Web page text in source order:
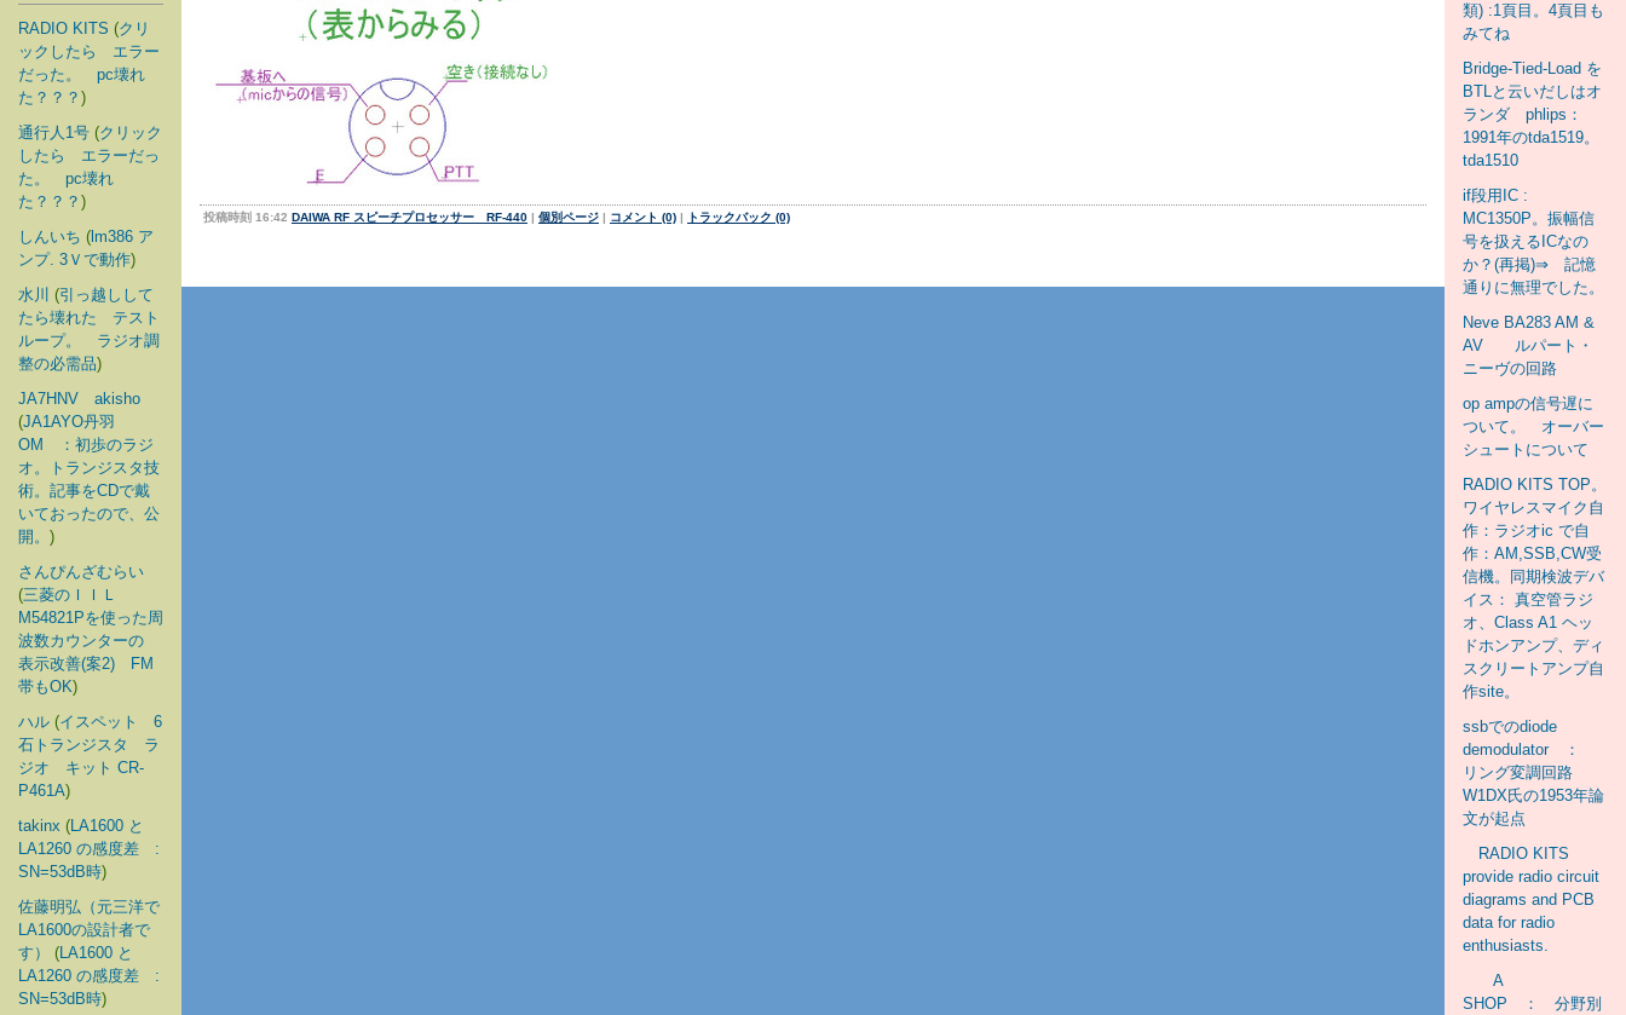
RADIO KITS (クリ
ックしたら エラー
だった。 pc壊れ
た？？？ )
通行人1号 (クリック
したら エラーだっ
た。 pc壊れ
た？？？ )
しんいち ( lm386 ア
ンプ. 3Ｖで動作)
水川 (引っ越しして
たら壊れた テスト
ループ。 ラジオ調
整の必需品)
JA7HNV akisho
(JA1AYO丹羽
OM ：初歩のラジ
オ。トランジスタ技
術。記事をCDで戴
いておったので、公
開。 )
さんぴんざむらい
(三菱のＩＩＬ
M54821Pを使った周
波数カウンターの
表示改善(案2) FM
帯もOK)
ハル (イスペット 6
石トランジスタ ラ
ジオ キット CR-
P461A)
takinx (LA1600 と
LA1260 の感度差 :
SN=53dB時)
佐藤明弘（元三洋で
LA1600の設計者で
す）
(LA1600 と
LA1260 の感度差 :
SN=53dB時)
投稿時刻 16:42 DAIWA RF スピーチプロセッサー RF-440 | 個別ページ | コメント (0) | トラックバック (0)
類) :1頁目。4頁目も
みてね
Bridge-Tied-Load を
BTLと云いだしはオ
ランダ phlips：
1991年のtda1519。
tda1510
if段用IC :
MC1350P。振幅信
号を扱えるICなの
か？(再掲)⇒ 記憶
通りに無理でした。
Neve BA283 AM &
AV ルパート・
ニーヴの回路
op ampの信号遅に
ついて。 オーバー
シュートについて
RADIO KITS TOP。
ワイヤレスマイク自
作：ラジオic で自
作：AM,SSB,CW受
信機。同期検波デバ
イス： 真空管ラジ
オ、Class A1 ヘッ
ドホンアンプ、ディ
スクリートアンプ自
作site。
ssbでのdiode
demodulator ：
リング変調回路
W1DX氏の1953年論
文が起点
RADIO KITS
provide radio circuit
diagrams and PCB
data for radio
enthusiasts.
A
SHOP ： 分野別